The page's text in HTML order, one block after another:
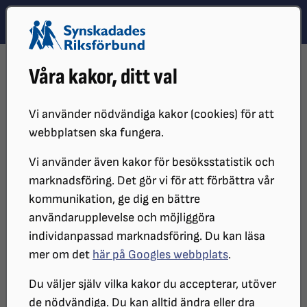
Våra kakor, ditt val
Vi använder nödvändiga kakor (cookies) för att
webbplatsen ska fungera.
Vi använder även kakor för besöksstatistik och
marknadsföring. Det gör vi för att förbättra vår
kommunikation, ge dig en bättre
användarupplevelse och möjliggöra
individanpassad marknadsföring. Du kan läsa
mer om det här på Googles webbplats.
Du väljer själv vilka kakor du accepterar, utöver
de nödvändiga. Du kan alltid ändra eller dra
Hoppa till innehåll
Hoppa till hitta snabbt
BRANSCHFÖRENINGAR
KONSTHANTVERKARES FÖRENING
NYHETER
Nyheter
2026-03-07
i mars 2026